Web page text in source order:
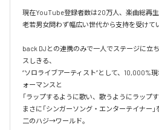
現在YouTube登録者数は20万人、楽曲総再生
老若男女問わず幅広い世代から支持を受けて
back DJとの連携のみで一人でステージに立
スしきる、
“ソロライブアーティスト”として、10,000%
ォーマンスと
「ラップするように歌い、歌うようにラップ
まさに「シンガーソング・エンターテイナー
二のハジ→ワールド。